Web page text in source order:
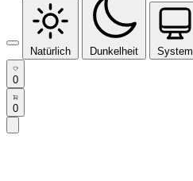
Natürlich Dunkelheit System
0
0